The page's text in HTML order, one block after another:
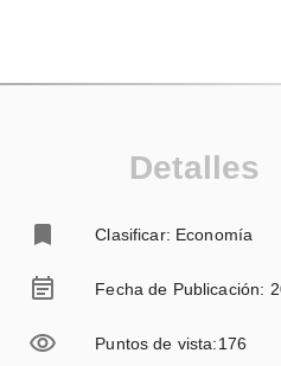
Detalles
Clasificar: Economía
Fecha de Publicación:
Puntos de vista:176